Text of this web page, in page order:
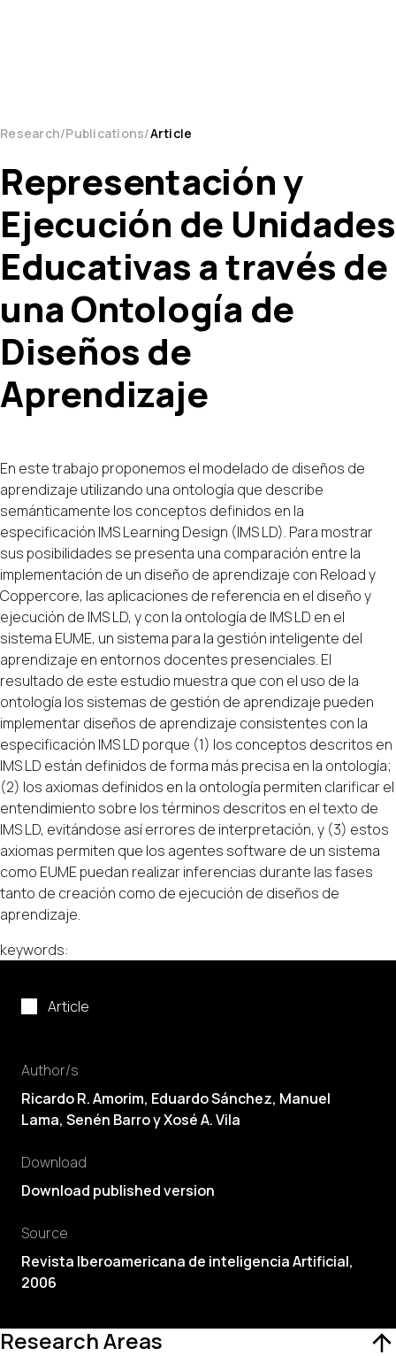
Research Publications Article
Article
Author/s
Ricardo R. Amorim, Eduardo Sánchez, Manuel
Lama, Senén Barroy Xosé A. Vila
Download
Download published version
Source
Revista Iberoamericana de inteligencia Artificial,
2006
Research Areas
Representación y
Ejecución de Unidades
Educativas a través de
una Ontología de
Diseños de
Aprendizaje
En este trabajo proponemos el modelado de diseños de
aprendizaje utilizando una ontología que describe
semánticamente los conceptos definidos en la
especificación IMS Learning Design (IMS LD). Para mostrar
sus posibilidades se presenta una comparación entre la
implementación de un diseño de aprendizaje con Reload y
Coppercore, las aplicaciones de referencia en el diseño y
ejecución de IMS LD, y con la ontología de IMS LD en el
sistema EUME, un sistema para la gestión inteligente del
aprendizaje en entornos docentes presenciales. El
resultado de este estudio muestra que con el uso de la
ontología los sistemas de gestión de aprendizaje pueden
implementar diseños de aprendizaje consistentes con la
especificación IMS LD porque (1) los conceptos descritos en
IMS LD están definidos de forma más precisa en la ontología;
(2) los axiomas definidos en la ontología permiten clarificar el
entendimiento sobre los términos descritos en el texto de
IMS LD, evitándose así errores de interpretación, y (3) estos
axiomas permiten que los agentes software de un sistema
como EUME puedan realizar inferencias durante las fases
tanto de creación como de ejecución de diseños de
aprendizaje.
keywords: